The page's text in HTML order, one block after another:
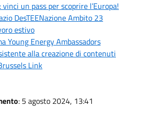
un pass per scoprire l’Europa!
DesTEENazione Ambito 23
estivo
Young Energy Ambassadors
alla creazione di contenuti
Link
: 5 agosto 2024, 13:41